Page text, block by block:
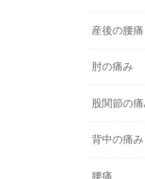
産後の腰痛
肘の痛み
股関節の
背中の痛み
腰痛